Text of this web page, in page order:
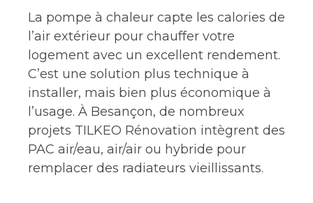
La pompe à chaleur capte les calories de
l’air extérieur pour chauffer votre
logement avec un excellent rendement.
C’est une solution plus technique à
installer, mais bien plus économique à
l’usage. À Besançon, de nombreux
projets TILKEO Rénovation intègrent des
PAC air/eau, air/air ou hybride pour
remplacer des radiateurs vieillissants.